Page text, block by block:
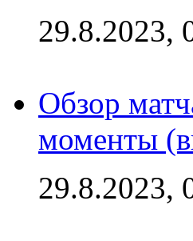
29.8.2023,
Обзор
моменты
29.8.2023,